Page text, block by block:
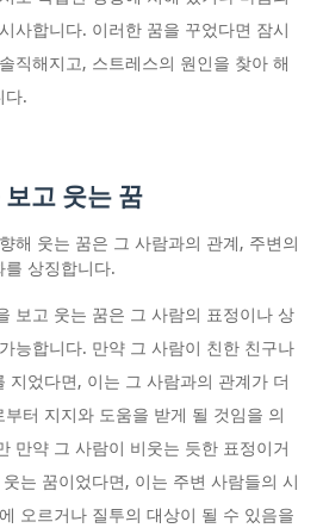
사합니다. 이러한 꿈을 꾸었다면 잠시
직해지고, 스트레스의 원인을 찾아 해
다.
고 웃는 꿈
해 웃는 꿈은 그 사람과의 관계, 주변의
상징합니다.
보고 웃는 꿈은 그 사람의 표정이나 상
능합니다. 만약 그 사람이 친한 친구나
지었다면, 이는 그 사람과의 관계가 더
터 지지와 도움을 받게 될 것임을 의
만약 그 사람이 비웃는 듯한 표정이거
는 꿈이었다면, 이는 주변 사람들의 시
오르거나 질투의 대상이 될 수 있음을